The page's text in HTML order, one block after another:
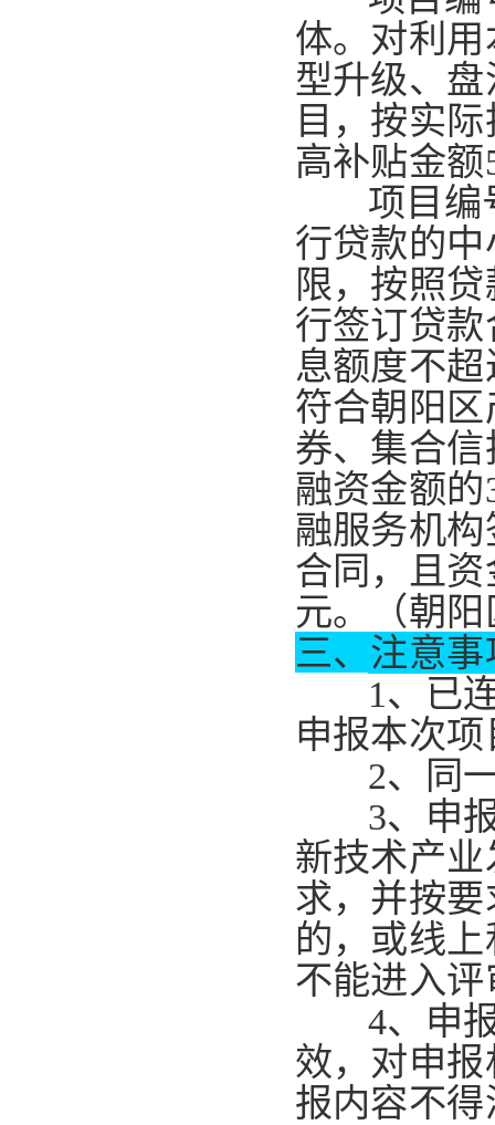
体。 对利
型升级、
目，按实
高补贴金
项目编
行贷款的
限，按照
行签订贷
息额度不
符合朝阳
券、集合
融资金额
融服务机
合同，且
元。（朝
三、注意事
1、已
申报本次
2、同
3、申
新技术产
求，并按
的，或线
不能进入
4、申
效，对申
报内容不